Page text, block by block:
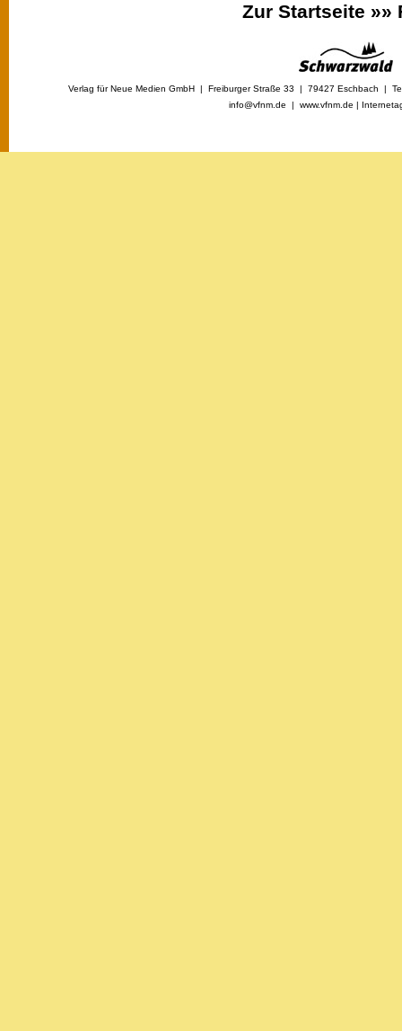
Zur Startseite »»
Verlag für Neue Medien GmbH | Freiburger Straße 33 | 79427 Eschbach |
info@vfnm.de | www.vfnm.de |